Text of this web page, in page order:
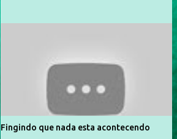
Rocinha. A assessora de Direitos Humanos
da Anistia Internacional, Renata Neder, disse
à Agência Brasil que ações e atividades de
mobilização são feitas normalmente pela
organização não governamental. As ações
de solidariedade são promovidas em apoio
Fingindo que nada esta acontecendo